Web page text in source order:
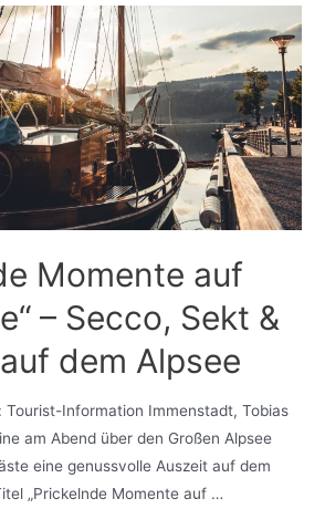
Momente auf
– Secco, Sekt &
dem Alpsee
Tourist-Information Immenstadt, Tobias
am Abend über den Großen Alpsee
eine genussvolle Auszeit auf dem
„Prickelnde Momente auf …